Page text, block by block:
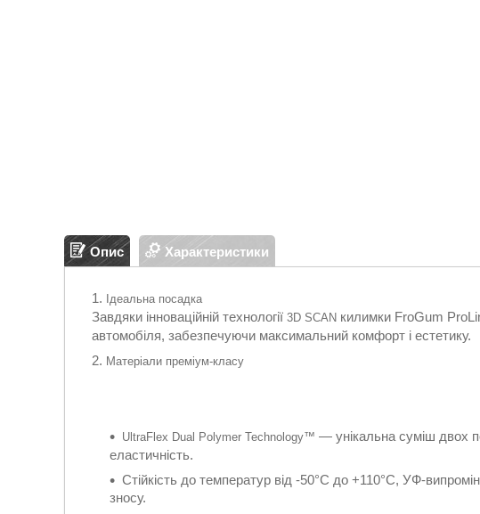
Опис Характеристики
Ідеальна посадка
Завдяки інноваційній технології 3D SCAN килимки FroGum
автомобіля, забезпечуючи максимальний комфорт і естетику.
Матеріали преміум-класу
UltraFlex Dual Polymer Technology™ — унікальна суміш двох
еластичність.
Стійкість до температур від -50°С до +110°С, УФ-
зносу.